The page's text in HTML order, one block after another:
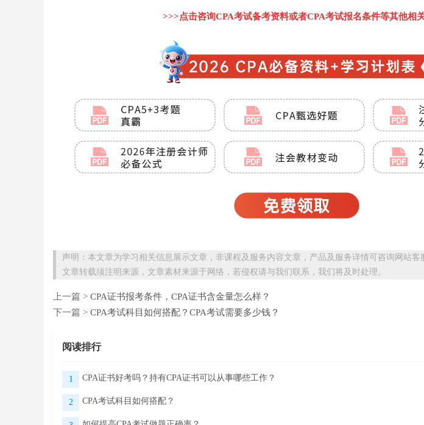
>>>点击咨询CPA考试备考资料或者CPA考试报名条件等其他相
声明：本文章为学习相关信息展示文章，非课程及服务内容文章，产品及服务详情可咨询网站客
文章转载须注明来源，文章素材来源于网络，若侵权请与我们联系，我们将及时处理。
上一篇 > CPA证书报考条件，CPA证书含金量怎么样？
下一篇 > CPA考试科目如何搭配？CPA考试需要多少钱？
阅读排行
1 CPA证书好考吗？持有CPA证书可以从事哪些工作？
2 CPA考试科目如何搭配？